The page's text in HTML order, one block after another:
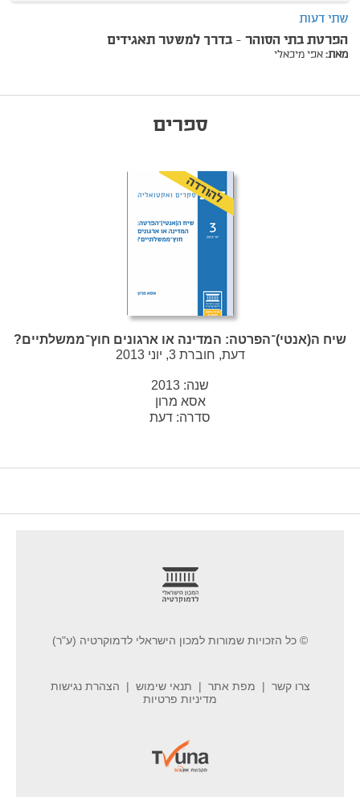
שתי דעות
הפרטת בתי הסוהר - בדרך למשטר תאגידים
מאת:אפי מיכאלי
ספרים
להורדה
שיח ה(אנטי)־הפרטה: המדינה או ארגונים חוץ־ממשלתיים?
דעת, חוברת 3, יוני 2013
שנה: 2013
אסא מרון
סדרה: דעת
© כל הזכויות שמורות למכון הישראלי לדמוקרטיה (ע"ר)
צרו קשר מפת אתר תנאי שימוש
הצהרת נגישות
מדיניות פרטיות